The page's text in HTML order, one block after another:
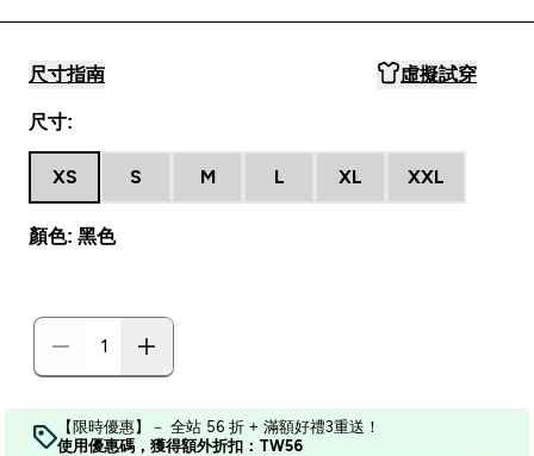
尺寸指南 虛擬試穿
尺寸:
XS S M L XL XXL
顏色: 黑色
【限時優惠】－ 全站 56 折 + 滿額好禮3重送！
使用優惠碼，獲得額外折扣：TW56